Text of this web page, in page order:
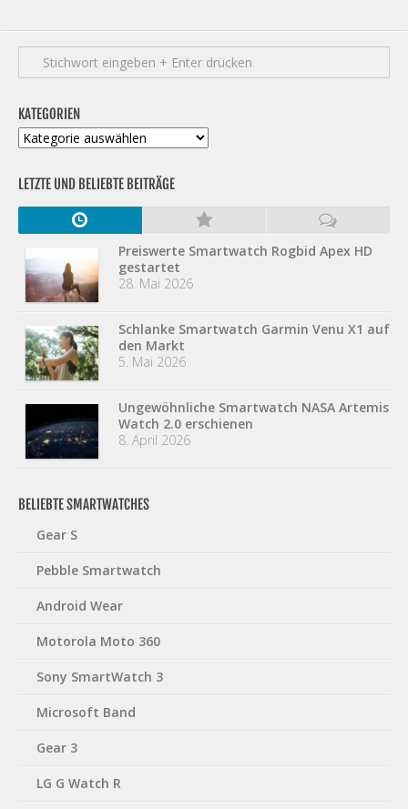
KATEGORIEN
Kategorien
LETZTE UND BELIEBTE BEITRÄGE
Preiswerte Smartwatch Rogbid Apex HD
gestartet
28. Mai 2026
Schlanke Smartwatch Garmin Venu X1 auf
den Markt
5. Mai 2026
Ungewöhnliche Smartwatch NASA Artemis
Watch 2.0 erschienen
8. April 2026
BELIEBTE SMARTWATCHES
Gear S
Pebble Smartwatch
Android Wear
Motorola Moto 360
Sony SmartWatch 3
Microsoft Band
Gear 3
LG G Watch R